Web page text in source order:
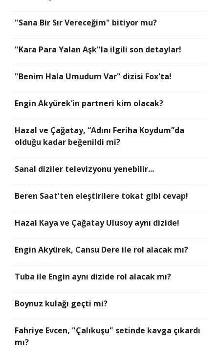
"Sana Bir Sır Vereceğim" bitiyor mu?
"Kara Para Yalan Aşk"la ilgili son detaylar!
"Benim Hala Umudum Var" dizisi Fox'ta!
Engin Akyürek’in partneri kim olacak?
Hazal ve Çağatay, “Adını Feriha Koydum”da
olduğu kadar beğenildi mi?
Sanal diziler televizyonu yenebilir...
Beren Saat'ten eleştirilere tokat gibi cevap!
Hazal Kaya ve Çağatay Ulusoy aynı dizide!
Engin Akyürek, Cansu Dere ile rol alacak mı?
Tuba ile Engin aynı dizide rol alacak mı?
Boynuz kulağı geçti mi?
Fahriye Evcen, "Çalıkuşu" setinde kavga çıkardı
mı?